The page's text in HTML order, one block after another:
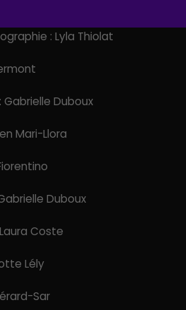
: Lyla Thiolat
Gabrielle Duboux
Mari-Llora
Duboux
Coste
Lély
Sar